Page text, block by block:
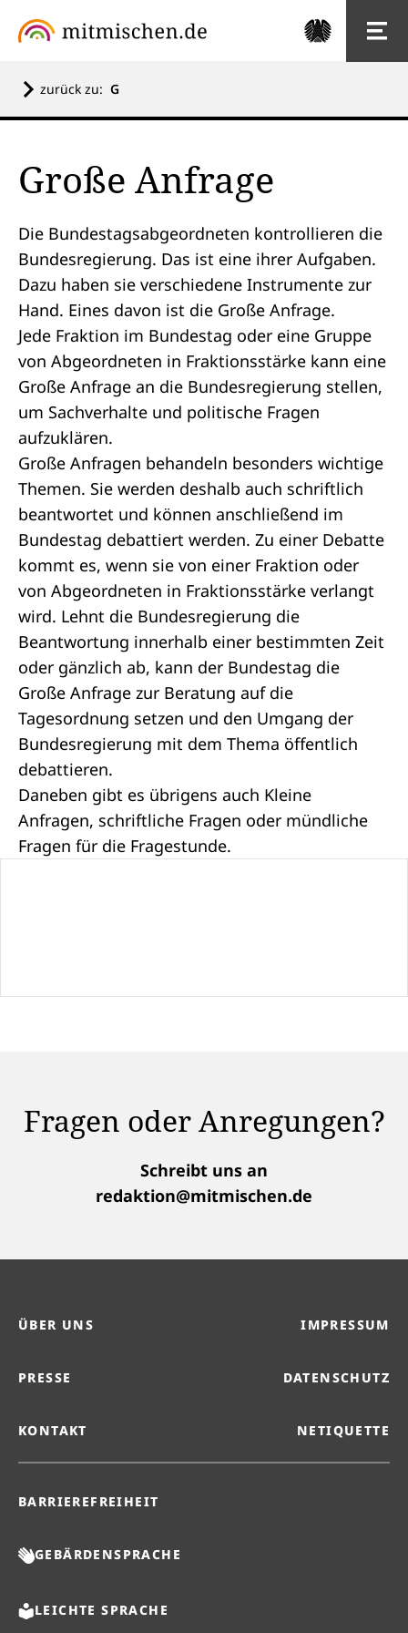
zurück zu: G
Große Anfrage
Die Bundestagsabgeordneten kontrollieren die
Bundesregierung. Das ist eine ihrer Aufgaben.
Dazu haben sie verschiedene Instrumente zur
Hand. Eines davon ist die Große Anfrage.
Jede Fraktion im Bundestag oder eine Gruppe
von Abgeordneten in Fraktionsstärke kann eine
Große Anfrage an die Bundesregierung stellen,
um Sachverhalte und politische Fragen
aufzuklären.
Große Anfragen behandeln besonders wichtige
Themen. Sie werden deshalb auch schriftlich
beantwortet und können anschließend im
Bundestag debattiert werden. Zu einer Debatte
kommt es, wenn sie von einer Fraktion oder
von Abgeordneten in Fraktionsstärke verlangt
wird. Lehnt die Bundesregierung die
Beantwortung innerhalb einer bestimmten Zeit
oder gänzlich ab, kann der Bundestag die
Große Anfrage zur Beratung auf die
Tagesordnung setzen und den Umgang der
Bundesregierung mit dem Thema öffentlich
debattieren.
Daneben gibt es übrigens auch Kleine
Anfragen, schriftliche Fragen oder mündliche
Fragen für die Fragestunde.
Fragen oder Anregungen?
Schreibt uns an
redaktion@mitmischen.de
ÜBER UNS IMPRESSUM
PRESSE DATENSCHUTZ
KONTAKT NETIQUETTE
BARRIEREFREIHEIT
GEBÄRDENSPRACHE
LEICHTE SPRACHE